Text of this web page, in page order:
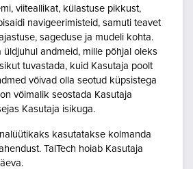
viiteallikat, külastuse pikkust,
navigeerimisteid, samuti teavet
sageduse ja mudeli kohta.
üldjuhul andmeid, mille põhjal oleks
tuvastada, kuid Kasutaja poolt
võivad olla seotud küpsistega
võimalik seostada Kasutaja
Kasutaja isikuga.
kasutatakse kolmanda
TalTech hoiab Kasutaja